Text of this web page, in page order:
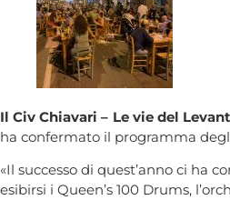
Il Civ Chiavari – Le vie del
ha confermato il programma
«Il successo di quest’anno ci ha
esibirsi i Queen’s 100 Drums,